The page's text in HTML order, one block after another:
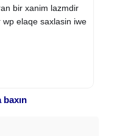
bir xanim lazmdir
elaqe saxlasin iwe
baxın